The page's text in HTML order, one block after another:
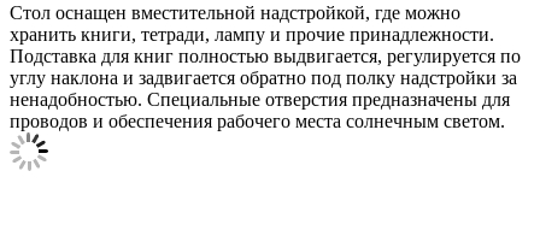
Стол оснащен вместительной надстройкой, где можно
хранить книги, тетради, лампу и прочие принадлежности.
Подставка для книг полностью выдвигается, регулируется по
углу наклона и задвигается обратно под полку надстройки за
ненадобностью. Специальные отверстия предназначены для
проводов и обеспечения рабочего места солнечным светом.